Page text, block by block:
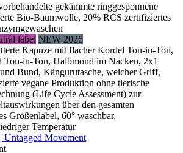
gekämmte ringgesponnene
Bio-Baumwolle, 20% RCS zertifiziertes
label NEW 2026
Kapuze mit flacher Kordel Ton-in-Ton,
Ton-in-Ton, Halbmond im Nacken, 2x1
Bund, Kängurutasche, weicher Griff,
vegane Produktion ohne tierische
(Life Cycle Assessment) zur
über den gesamten
Größenlabel, 60° waschbar,
Temperatur
Untagged Movement